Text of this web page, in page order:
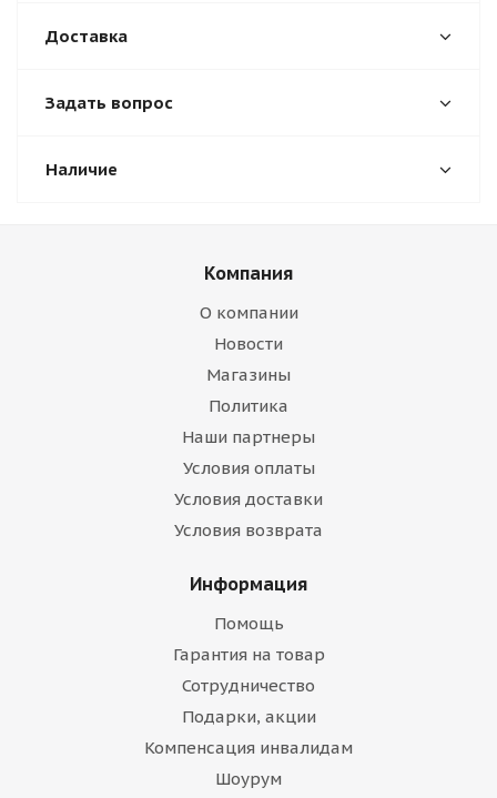
Доставка
Задать вопрос
Наличие
Компания
О компании
Новости
Магазины
Политика
Наши партнеры
Условия оплаты
Условия доставки
Условия возврата
Информация
Помощь
Гарантия на товар
Сотрудничество
Подарки, акции
Компенсация инвалидам
Шоурум